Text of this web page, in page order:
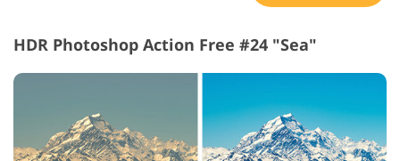
HDR Photoshop Action Free #24 "Sea"